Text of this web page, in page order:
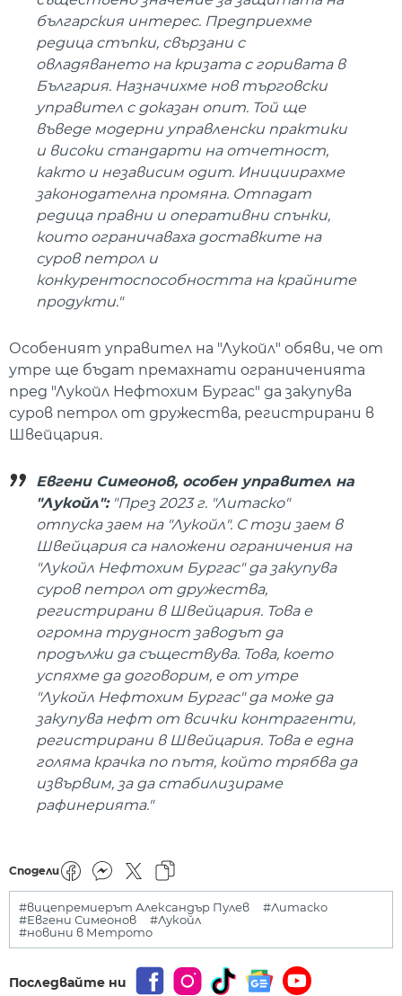
българския интерес. Предприехме
редица стъпки, свързани с
овладяването на кризата с горивата в
България. Назначихме нов търговски
управител с доказан опит. Той ще
въведе модерни управленски практики
и високи стандарти на отчетност,
както и независим одит. Инициирахме
законодателна промяна. Отпадат
редица правни и оперативни спънки,
които ограничаваха доставките на
суров петрол и
конкурентоспособността на крайните
продукти."
Особеният управител на "Лукойл" обяви, че от
утре ще бъдат премахнати ограниченията
пред "Лукойл Нефтохим Бургас" да закупува
суров петрол от дружества, регистрирани в
Швейцария.
Евгени Симеонов, особен управител на
"Лукойл":"През 2023 г. "Литаско"
отпуска заем на "Лукойл". С този заем в
Швейцария са наложени ограничения на
"Лукойл Нефтохим Бургас" да закупува
суров петрол от дружества,
регистрирани в Швейцария. Това е
огромна трудност заводът да
продължи да съществува. Това, което
успяхме да договорим, е от утре
"Лукойл Нефтохим Бургас" да може да
закупува нефт от всички контрагенти,
регистрирани в Швейцария. Това е една
голяма крачка по пътя, който трябва да
извървим, за да стабилизираме
рафинерията."
Сподели
#вицепремиерът Александър Пулев
#Литаско
#Евгени Симеонов
#Лукойл
#новини в Метрото
Последвайте ни